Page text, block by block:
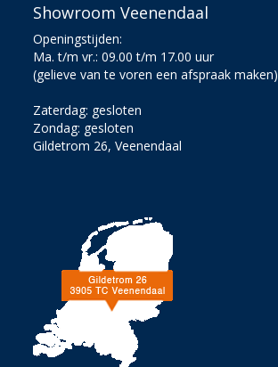
Showroom Veenendaal
Openingstijden:
Ma. t/m vr.: 09.00 t/m 17.00 uur
(gelieve van te voren een afspraak maken)
Zaterdag: gesloten
Zondag: gesloten
Gildetrom 26, Veenendaal